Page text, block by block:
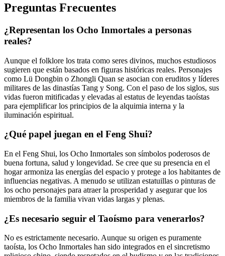
Preguntas Frecuentes
¿Representan los Ocho Inmortales a personas
reales?
Aunque el folklore los trata como seres divinos, muchos estudiosos
sugieren que están basados en figuras históricas reales. Personajes
como Lü Dongbin o Zhongli Quan se asocian con eruditos y líderes
militares de las dinastías Tang y Song. Con el paso de los siglos, sus
vidas fueron mitificadas y elevadas al estatus de leyendas taoístas
para ejemplificar los principios de la alquimia interna y la
iluminación espiritual.
¿Qué papel juegan en el Feng Shui?
En el Feng Shui, los Ocho Inmortales son símbolos poderosos de
buena fortuna, salud y longevidad. Se cree que su presencia en el
hogar armoniza las energías del espacio y protege a los habitantes de
influencias negativas. A menudo se utilizan estatuillas o pinturas de
los ocho personajes para atraer la prosperidad y asegurar que los
miembros de la familia vivan vidas largas y plenas.
¿Es necesario seguir el Taoísmo para venerarlos?
No es estrictamente necesario. Aunque su origen es puramente
taoísta, los Ocho Inmortales han sido integrados en el sincretismo